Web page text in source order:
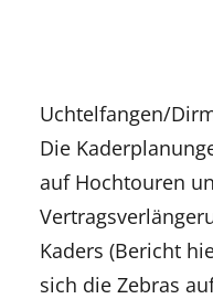
Uchtelfangen/
Die
auf Hochtouren
Kaders (Bericht
sich die Zebras